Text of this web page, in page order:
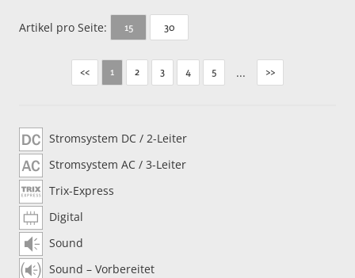
Artikel pro Seite: 15 30
<< 1 2 3 4 5 ... >>
Stromsystem DC / 2-Leiter
Stromsystem AC / 3-Leiter
Trix-Express
Digital
Sound
Sound – Vorbereitet